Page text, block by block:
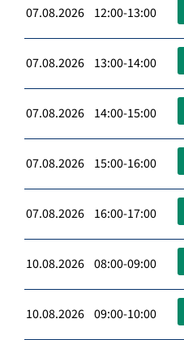
07.08.2026 12:00-13:00
07.08.2026 13:00-14:00
07.08.2026 14:00-15:00
07.08.2026 15:00-16:00
07.08.2026 16:00-17:00
10.08.2026 08:00-09:00
10.08.2026 09:00-10:00